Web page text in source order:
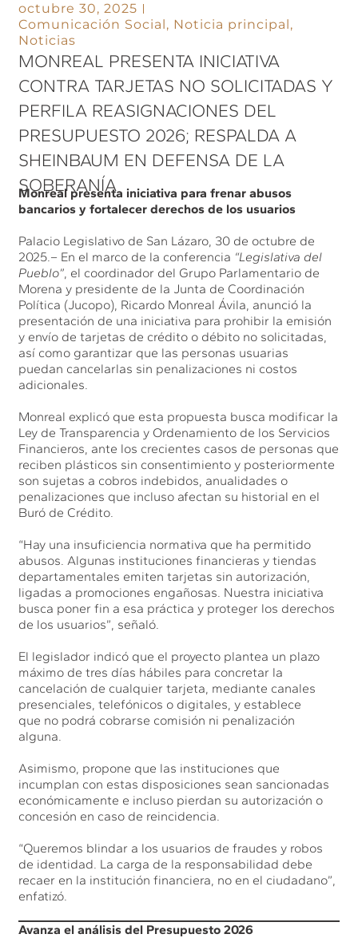
octubre 30, 2025
Comunicación Social, Noticia principal,
Noticias
MONREAL PRESENTA INICIATIVA
CONTRA TARJETAS NO SOLICITADAS Y
PERFILA REASIGNACIONES DEL
PRESUPUESTO 2026; RESPALDA A
SHEINBAUM EN DEFENSA DE LA
SOBERANÍA
Monreal presenta iniciativa para frenar abusos
bancarios y fortalecer derechos de los usuarios
Palacio Legislativo de San Lázaro, 30 de octubre de
2025.– En el marco de la conferencia “Legislativa del
Pueblo”, el coordinador del Grupo Parlamentario de
Morena y presidente de la Junta de Coordinación
Política (Jucopo), Ricardo Monreal Ávila, anunció la
presentación de una iniciativa para prohibir la emisión
y envío de tarjetas de crédito o débito no solicitadas,
así como garantizar que las personas usuarias
puedan cancelarlas sin penalizaciones ni costos
adicionales.
Monreal explicó que esta propuesta busca modificar la
Ley de Transparencia y Ordenamiento de los Servicios
Financieros, ante los crecientes casos de personas que
reciben plásticos sin consentimiento y posteriormente
son sujetas a cobros indebidos, anualidades o
penalizaciones que incluso afectan su historial en el
Buró de Crédito.
“Hay una insuficiencia normativa que ha permitido
abusos. Algunas instituciones financieras y tiendas
departamentales emiten tarjetas sin autorización,
ligadas a promociones engañosas. Nuestra iniciativa
busca poner fin a esa práctica y proteger los derechos
de los usuarios”, señaló.
El legislador indicó que el proyecto plantea un plazo
máximo de tres días hábiles para concretar la
cancelación de cualquier tarjeta, mediante canales
presenciales, telefónicos o digitales, y establece
que no podrá cobrarse comisión ni penalización
alguna.
Asimismo, propone que las instituciones que
incumplan con estas disposiciones sean sancionadas
económicamente e incluso pierdan su autorización o
concesión en caso de reincidencia.
“Queremos blindar a los usuarios de fraudes y robos
de identidad. La carga de la responsabilidad debe
recaer en la institución financiera, no en el ciudadano”,
enfatizó.
Avanza el análisis del Presupuesto 2026